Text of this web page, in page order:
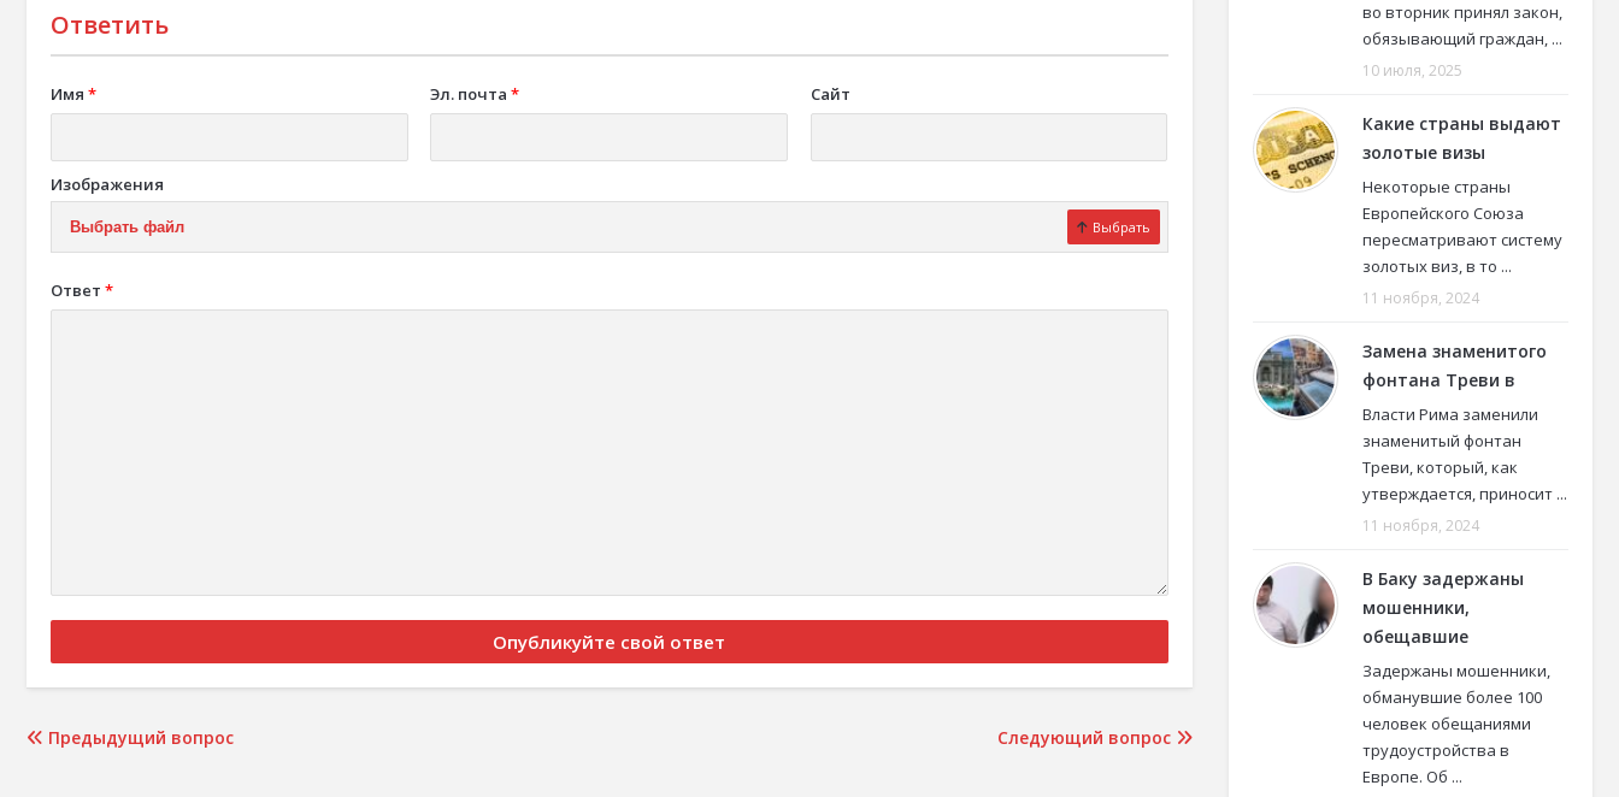
Ответить
Имя * Эл. почта * Сайт
Изображения
Выбрать файл Выбрать
Ответ *
Предыдущий вопрос Следующий вопрос
во вторник принял закон,
обязывающий граждан, ...
10 июля, 2025
Какие страны выдают
золотые визы
Некоторые страны
Европейского Союза
пересматривают систему
золотых виз, в то ...
11 ноября, 2024
Замена знаменитого
фонтана Треви в
Власти Рима заменили
знаменитый фонтан
Треви, который, как
утверждается, приносит ...
11 ноября, 2024
В Баку задержаны
мошенники,
обещавшие
Задержаны мошенники,
обманувшие более 100
человек обещаниями
трудоустройства в
Европе. Об ...